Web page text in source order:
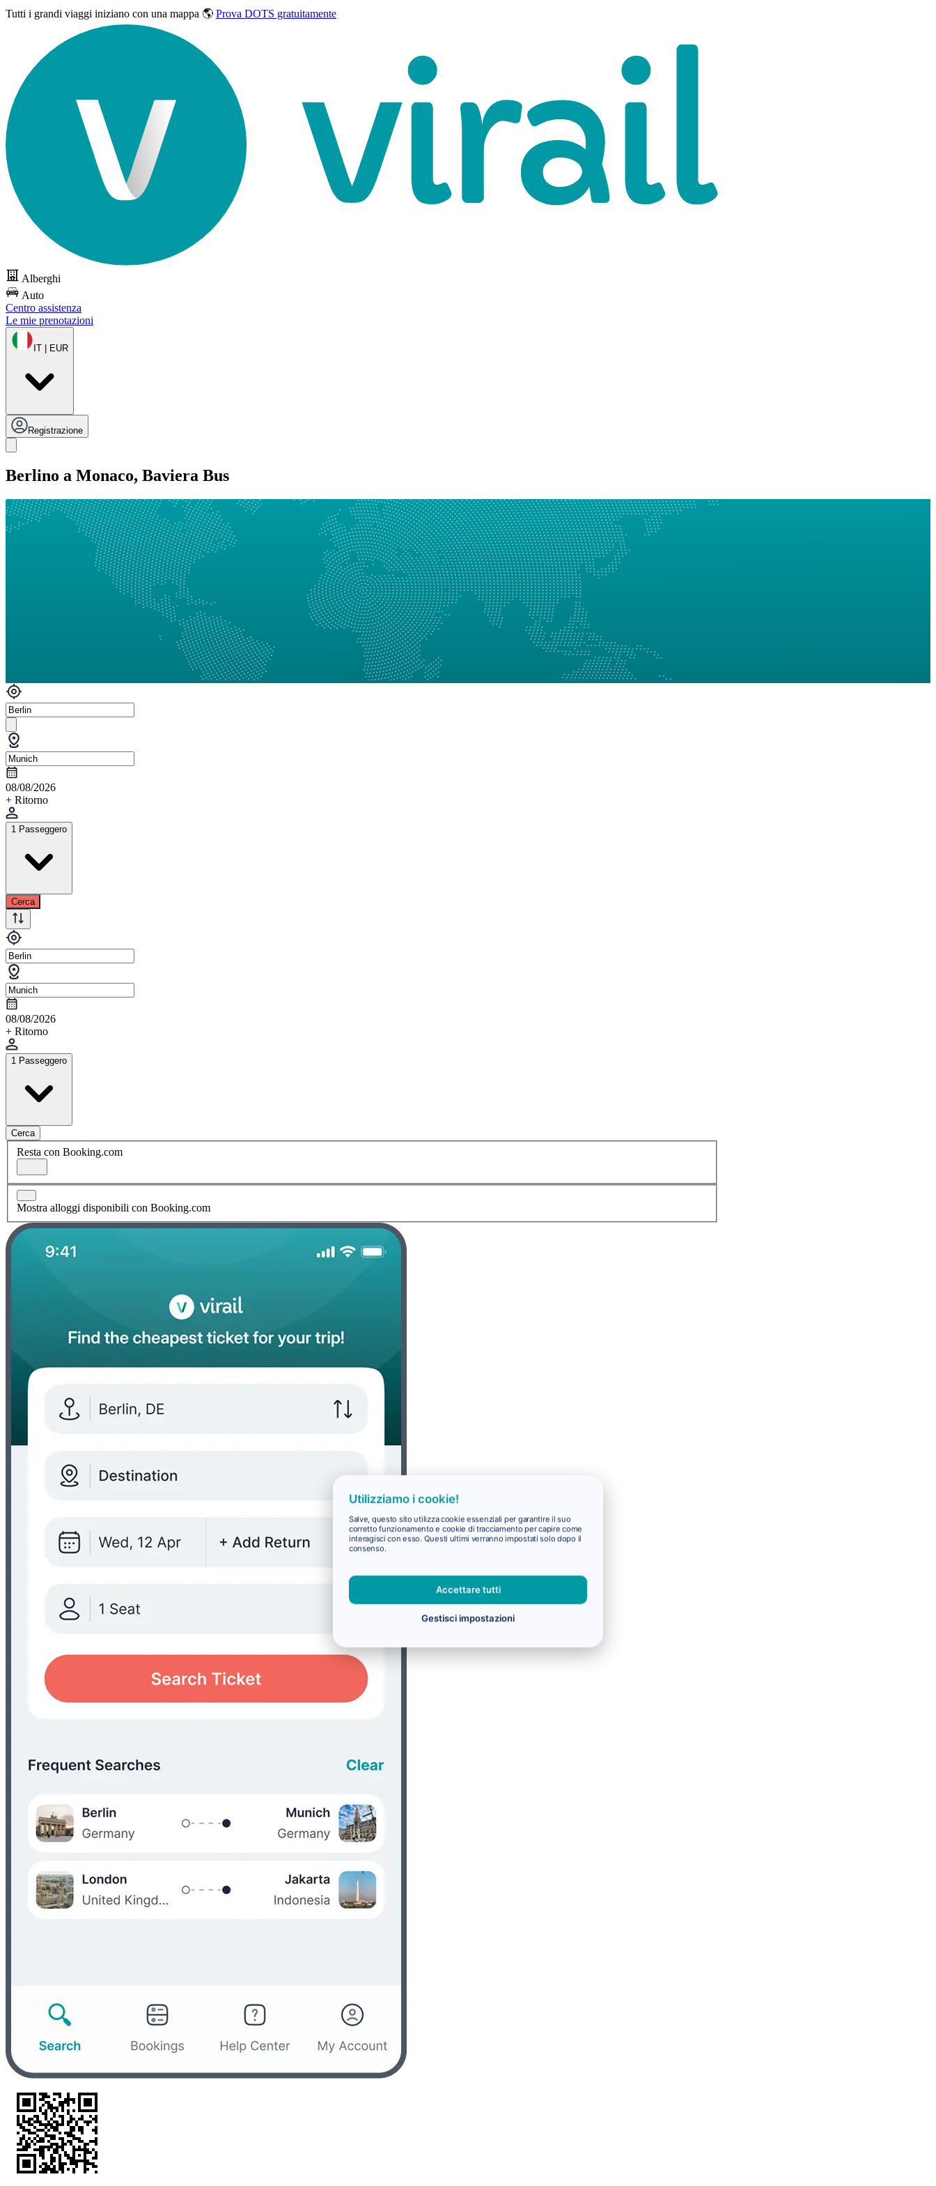
Tutti i grandi viaggi iniziano con una mappa 🌎 Prova DOTS gratuitamente
Alberghi
Auto
Centro assistenza
Le mie prenotazioni
IT | EUR
Registrazione
Berlino a Monaco, Baviera Bus
08/08/2026
+ Ritorno
1 Passeggero
Cerca
08/08/2026
+ Ritorno
1 Passeggero
Cerca
Resta con Booking.com
Mostra alloggi disponibili con Booking.com
Utilizziamo i cookie!
Salve, questo sito utilizza cookie essenziali per garantire il suo
corretto funzionamento e cookie di tracciamento per capire come
interagisci con esso. Questi ultimi verranno impostati solo dopo il
consenso.
Accettare tutti
Gestisci impostazioni